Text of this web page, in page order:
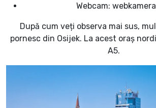
Webcam:
După cum veți observa mai sus,
pornesc din Osijek. La acest oraș
A5.